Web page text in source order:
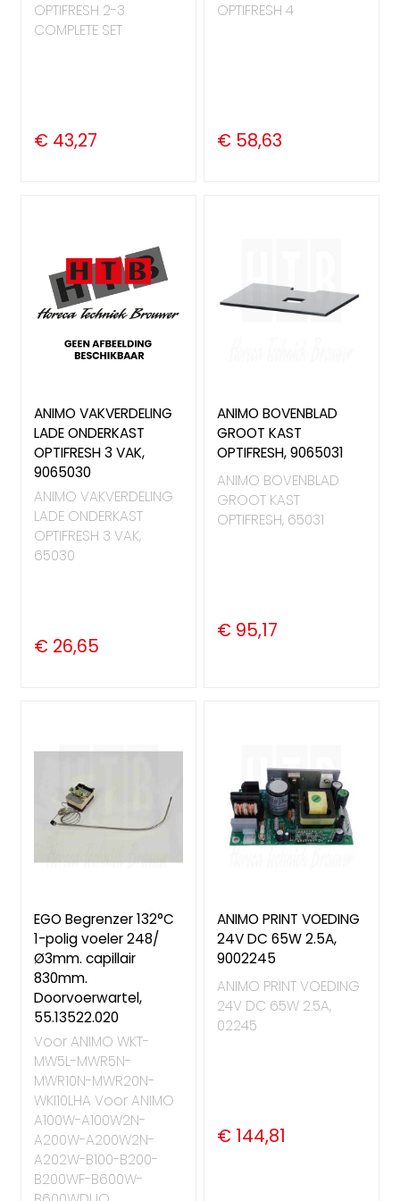
OPTIFRESH 2-3
COMPLETE SET
€ 43,27
OPTIFRESH 4
€ 58,63
ANIMO VAKVERDELING
LADE ONDERKAST
OPTIFRESH 3 VAK,
9065030
ANIMO VAKVERDELING
LADE ONDERKAST
OPTIFRESH 3 VAK,
65030
€ 26,65
ANIMO BOVENBLAD
GROOT KAST
OPTIFRESH, 9065031
ANIMO BOVENBLAD
GROOT KAST
OPTIFRESH, 65031
€ 95,17
EGO Begrenzer 132°C
1-polig voeler 248/
Ø3mm. capillair
830mm.
Doorvoerwartel,
55.13522.020
Voor ANIMO WKT-
MW5L-MWR5N-
MWR10N-MWR20N-
WKI10LHA Voor ANIMO
A100W-A100W2N-
A200W-A200W2N-
A202W-B100-B200-
B200WF-B600W-
ANIMO PRINT VOEDING
24V DC 65W 2.5A,
9002245
ANIMO PRINT VOEDING
24V DC 65W 2.5A,
02245
€ 144,81